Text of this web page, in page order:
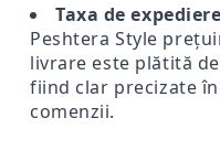
Taxa de
Peshtera Style
livrare este plătită
fiind clar precizate
comenzii.